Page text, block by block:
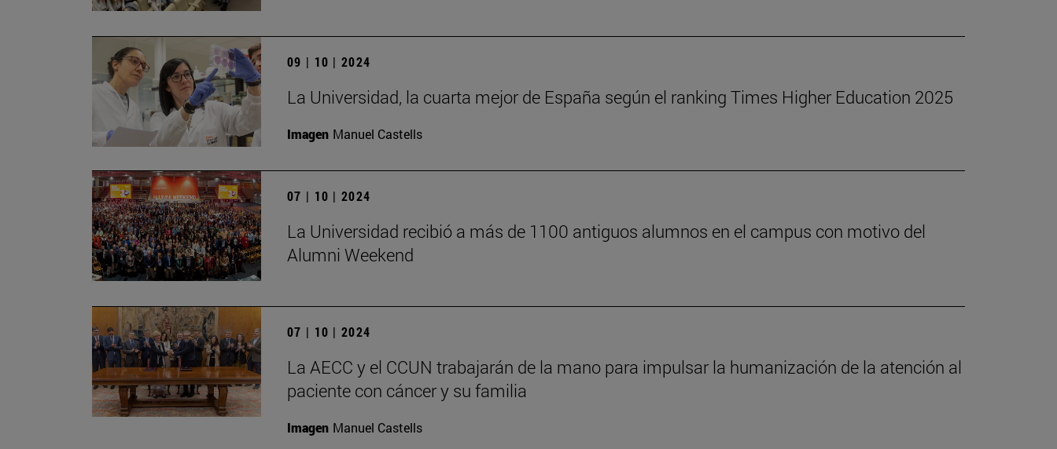
09 | 10 | 2024
La Universidad, la cuarta mejor de España según el ranking Times Higher Education 2025
Imagen Manuel Castells
07 | 10 | 2024
La Universidad recibió a más de 1100 antiguos alumnos en el campus con motivo del
Alumni Weekend
07 | 10 | 2024
La AECC y el CCUN trabajarán de la mano para impulsar la humanización de la atención al
paciente con cáncer y su familia
Imagen Manuel Castells